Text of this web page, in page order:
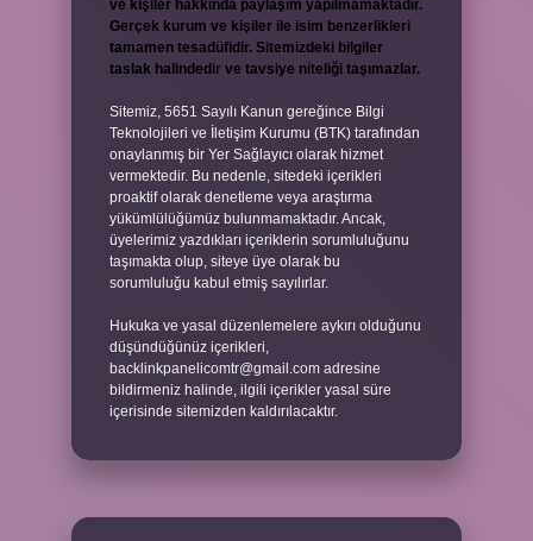
ve kişiler hakkında paylaşım yapılmamaktadır.
Gerçek kurum ve kişiler ile isim benzerlikleri
tamamen tesadüfidir. Sitemizdeki bilgiler
taslak halindedir ve tavsiye niteliği taşımazlar.
Sitemiz, 5651 Sayılı Kanun gereğince Bilgi
Teknolojileri ve İletişim Kurumu (BTK) tarafından
onaylanmış bir Yer Sağlayıcı olarak hizmet
vermektedir. Bu nedenle, sitedeki içerikleri
proaktif olarak denetleme veya araştırma
yükümlülüğümüz bulunmamaktadır. Ancak,
üyelerimiz yazdıkları içeriklerin sorumluluğunu
taşımakta olup, siteye üye olarak bu
sorumluluğu kabul etmiş sayılırlar.
Hukuka ve yasal düzenlemelere aykırı olduğunu
düşündüğünüz içerikleri,
backlinkpanelicomtr@gmail.com adresine
bildirmeniz halinde, ilgili içerikler yasal süre
içerisinde sitemizden kaldırılacaktır.